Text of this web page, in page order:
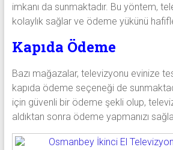
imkanı da sunmaktadır. Bu yöntem,
kolaylık sağlar ve ödeme yükünü
Kapıda Ödeme
Bazı mağazalar, televizyonu evinize
kapıda ödeme seçeneği de
için güvenli bir ödeme şekli olup,
aldıktan sonra ödeme yapmanızı